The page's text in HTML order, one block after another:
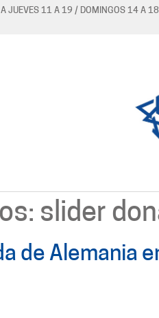
A JUEVES 11 A 19 / DOMINGOS 14 A
slider
de Alemania